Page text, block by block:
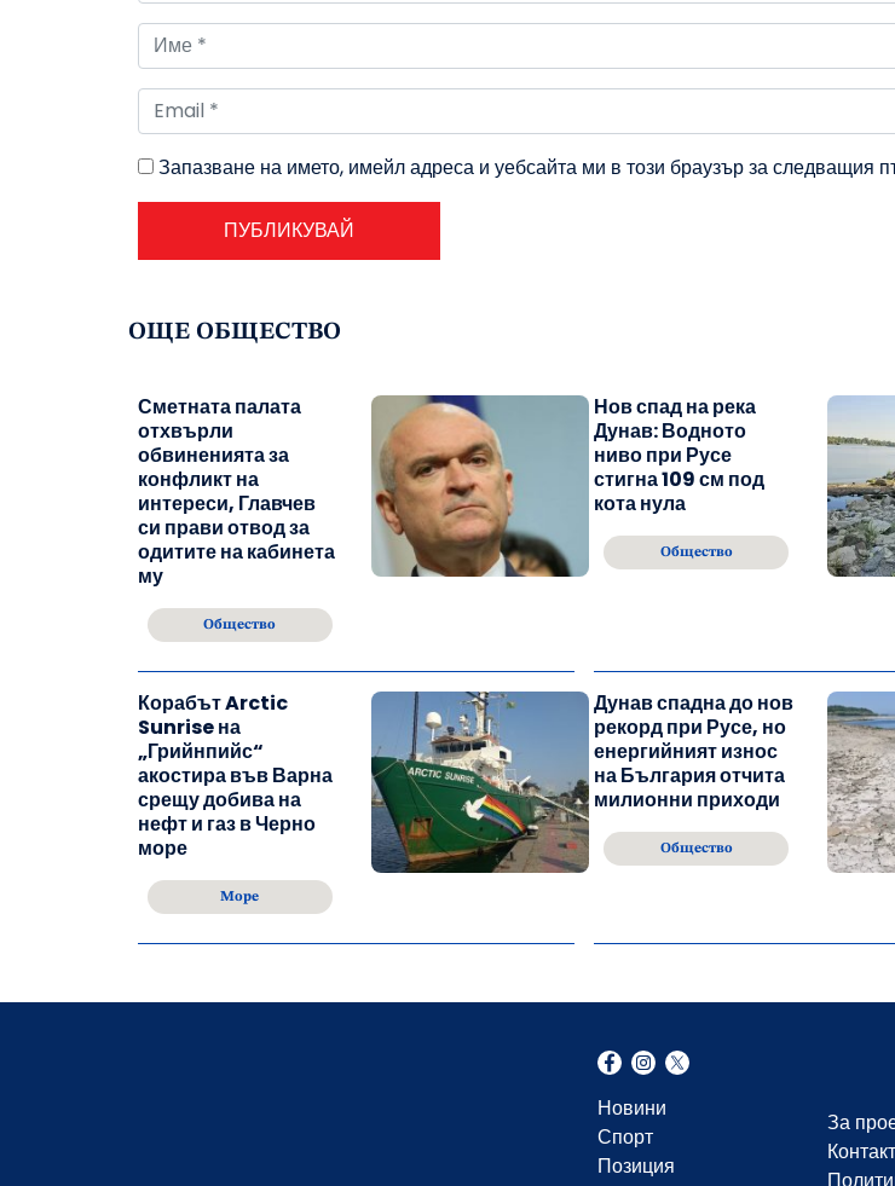
Запазване на името, имейл адреса и уебсайта ми в този браузър за следващия
ОЩЕ ОБЩЕСТВО
Сметната палата
отхвърли
обвиненията за
конфликт на
интереси, Главчев
си прави отвод за
одитите на кабинета
му
Общество
Нов спад на река
Дунав: Водното
ниво при Русе
стигна 109 см под
кота нула
Общество
Корабът Arctic
Sunrise на
„Грийнпийс“
акостира във Варна
срещу добива на
нефт и газ в Черно
море
Море
Дунав спадна до нов
рекорд при Русе, но
енергийният износ
на България отчита
милионни приходи
Общество
Новини
Спорт
Позиция
За